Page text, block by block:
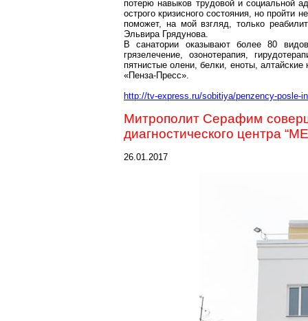
потерю навыков трудовой и социальной
острого кризисного состояния, но пройти
поможет, на мой взгляд, только
Эльвира Грядунова.
В санатории оказывают более 80
грязелечение, озонотерапия,
пятнистые олени, белки, еноты,
«Пенза-Пресс».
http://tv-express.ru/sobitiya/penzency-posle-
Митрополит Серафим
диагностического центра
26.01.2017